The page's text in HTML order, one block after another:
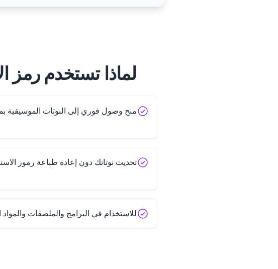
لماذا تستخدم رمز
منح وصول فوري إلى النوتات الموسيقية
تحديث نوتاتك دون إعادة طباعة رموز
للاستخدام في البرامج والملصقات والمواد